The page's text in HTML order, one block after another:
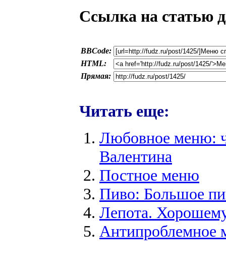
Ссылка на статью
BBCode:
HTML:
Прямая:
Читать еще:
Любовное меню:
Валентина
Постное меню
Пиво: Большое
Лепота.
Антипроблемное